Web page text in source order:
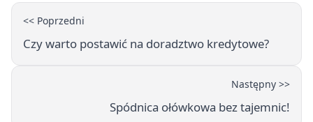
<< Poprzedni
Czy warto postawić na doradztwo kredytowe?
Następny >>
Spódnica ołówkowa bez tajemnic!